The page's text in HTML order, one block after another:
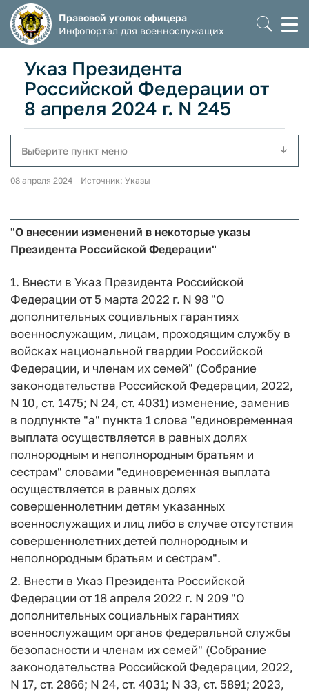
Правовой уголок офицера
Инфопортал для военнослужащих
Указ Президента
Российской Федерации от
8 апреля 2024 г. N 245
Выберите пункт меню
08 апреля 2024 Источник: Указы
"О внесении изменений в некоторые указы
Президента Российской Федерации"
1. Внести в Указ Президента Российской
Федерации от 5 марта 2022 г. N 98 "О
дополнительных социальных гарантиях
военнослужащим, лицам, проходящим службу в
войсках национальной гвардии Российской
Федерации, и членам их семей" (Собрание
законодательства Российской Федерации, 2022,
N 10, ст. 1475; N 24, ст. 4031) изменение, заменив
в подпункте "а" пункта 1 слова "единовременная
выплата осуществляется в равных долях
полнородным и неполнородным братьям и
сестрам" словами "единовременная выплата
осуществляется в равных долях
совершеннолетним детям указанных
военнослужащих и лиц либо в случае отсутствия
совершеннолетних детей полнородным и
неполнородным братьям и сестрам".
2. Внести в Указ Президента Российской
Федерации от 18 апреля 2022 г. N 209 "О
дополнительных социальных гарантиях
военнослужащим органов федеральной службы
безопасности и членам их семей" (Собрание
законодательства Российской Федерации, 2022,
N 17, ст. 2866; N 24, ст. 4031; N 33, ст. 5891; 2023,